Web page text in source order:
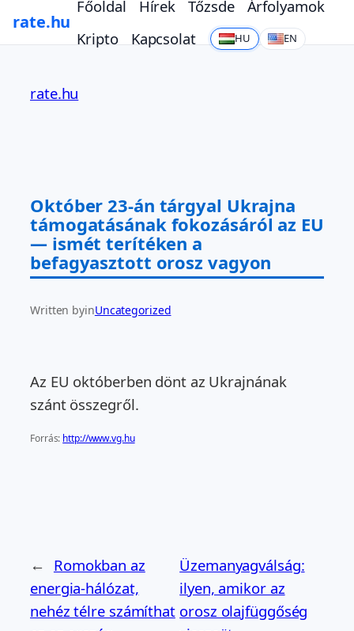
rate.hu
Főoldal Hírek Tőzsde
Árfolyamok
Kripto
Kapcsolat HU EN
tartalomhoz
rate.hu
Október 23-án tárgyal Ukrajna
támogatásának fokozásáról az EU
— ismét terítéken a
befagyasztott orosz vagyon
Written byinUncategorized
Az EU októberben dönt az Ukrajnának
szánt összegről.
Forrás: http://www.vg.hu
← Romokban az
energia-hálózat,
nehéz télre számíthat
Üzemanyagválság:
ilyen, amikor az
orosz olajfüggőség